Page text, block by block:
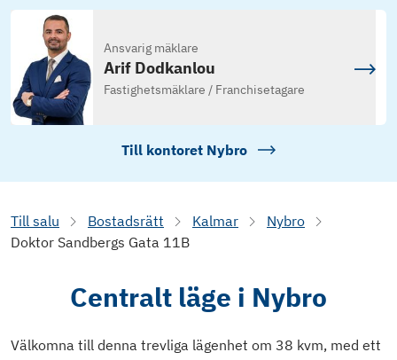
Ansvarig mäklare
Arif Dodkanlou
Fastighetsmäklare / Franchisetagare
Till kontoret Nybro
Till salu Bostadsrätt Kalmar
Nybro
Doktor Sandbergs Gata 11B
Centralt läge i Nybro
Välkomna till denna trevliga lägenhet om 38 kvm, med ett